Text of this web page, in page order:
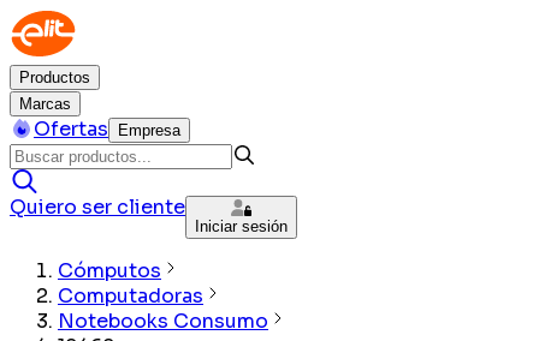
Productos
Marcas
Ofertas Empresa
Quiero ser cliente
Iniciar sesión
Cómputos
Computadoras
Notebooks Consumo